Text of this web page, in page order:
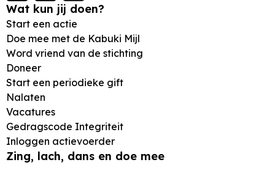
Wat kun jij doen?
Start een actie
Doe mee met de Kabuki Mijl
Word vriend van de stichting
Doneer
Start een periodieke gift
Nalaten
Vacatures
Gedragscode Integriteit
Inloggen actievoerder
Zing, lach, dans en doe mee